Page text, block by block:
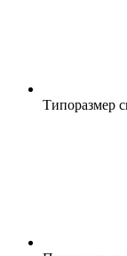
Типоразмер